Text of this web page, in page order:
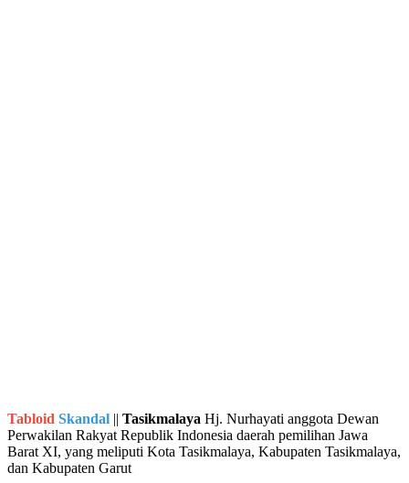
Tabloid Skandal || Tasikmalaya Hj. Nurhayati anggota Dewan
Perwakilan Rakyat Republik Indonesia daerah pemilihan Jawa
Barat XI, yang meliputi Kota Tasikmalaya, Kabupaten Tasikmalaya,
dan Kabupaten Garut